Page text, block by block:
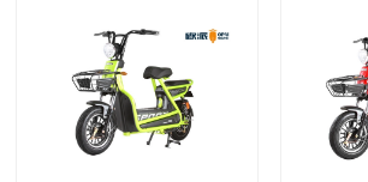
Scooteur électrique